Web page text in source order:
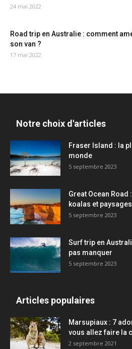
24 mai 2022
Road trip en Australie : comment
son van ?
17 mai 2022
Notre choix d'articles
Fraser Island : la
monde
5 septembre 2023
Great Ocean Road
koalas et
5 septembre 2023
Surf trip en
pas manquer
5 septembre 2023
Articles populaires
Marsupiaux : 7
vous allez faire la
2 septembre 2021